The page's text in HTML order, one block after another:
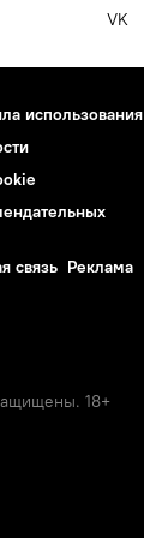
VK
использования
связь Реклама
18+